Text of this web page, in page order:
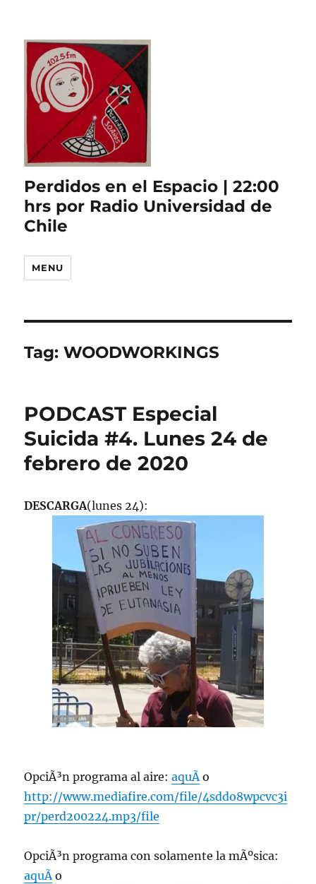
Perdidos en el Espacio | 22:00
hrs por Radio Universidad de
Chile
MENU
Tag:WOODWORKINGS
PODCAST Especial
Suicida #4. Lunes 24 de
febrero de 2020
DESCARGA(lunes 24):
OpciÃ³n programa al aire:aquÃ­o
http://www.mediafire.com/file/4sddo8wpcvc3i
pr/perd200224.mp3/file
OpciÃ³n programa con solamente la mÃºsica:
aquÃ­o